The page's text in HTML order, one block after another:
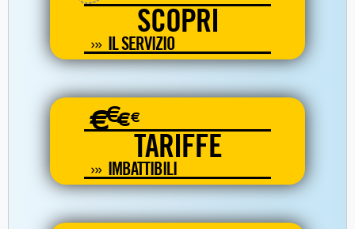
SCOPRI
IL SERVIZIO
€€€€
TARIFFE
IMBATTIBILI